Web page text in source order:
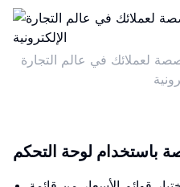
لعملائك في عالم التجارة
باستخدام لوحة التحكم